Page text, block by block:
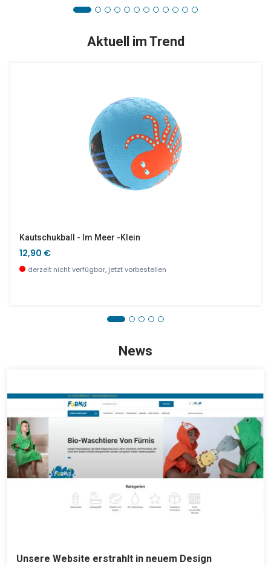
Aktuell im Trend
Kautschukball - Im Meer -klein
12,90 €
derzeit nicht verfügbar, jetzt vorbestellen
News
Unsere Website erstrahlt in neuem Design